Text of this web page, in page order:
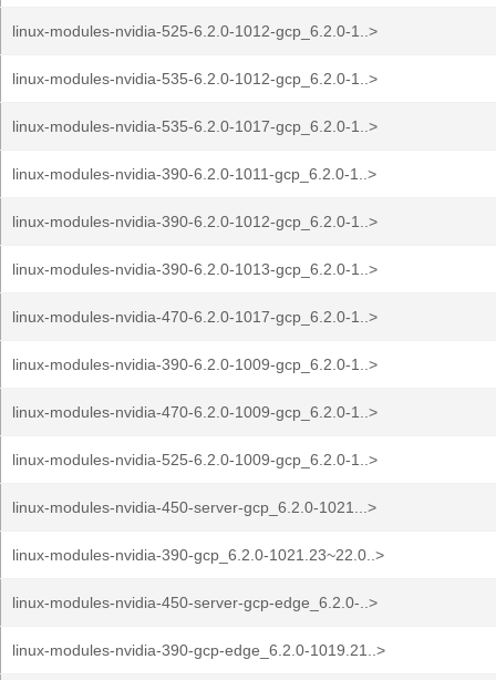
linux-modules-nvidia-525-6.2.0-1012-gcp_6.2.0-1..>
linux-modules-nvidia-535-6.2.0-1012-gcp_6.2.0-1..>
linux-modules-nvidia-535-6.2.0-1017-gcp_6.2.0-1..>
linux-modules-nvidia-390-6.2.0-1011-gcp_6.2.0-1..>
linux-modules-nvidia-390-6.2.0-1012-gcp_6.2.0-1..>
linux-modules-nvidia-390-6.2.0-1013-gcp_6.2.0-1..>
linux-modules-nvidia-470-6.2.0-1017-gcp_6.2.0-1..>
linux-modules-nvidia-390-6.2.0-1009-gcp_6.2.0-1..>
linux-modules-nvidia-470-6.2.0-1009-gcp_6.2.0-1..>
linux-modules-nvidia-525-6.2.0-1009-gcp_6.2.0-1..>
linux-modules-nvidia-450-server-gcp_6.2.0-1021...>
linux-modules-nvidia-390-gcp_6.2.0-1021.23~22.0..>
linux-modules-nvidia-450-server-gcp-edge_6.2.0-..>
linux-modules-nvidia-390-gcp-edge_6.2.0-1019.21..>